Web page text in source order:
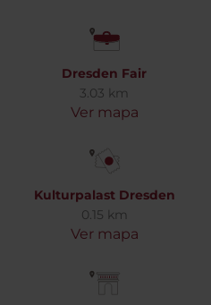
Dresden Fair
3.03 km
Ver mapa
Kulturpalast Dresden
0.15 km
Ver mapa